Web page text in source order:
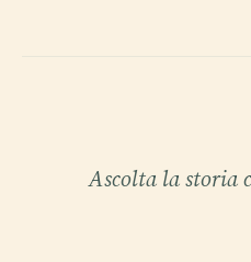
Ascolta la storia